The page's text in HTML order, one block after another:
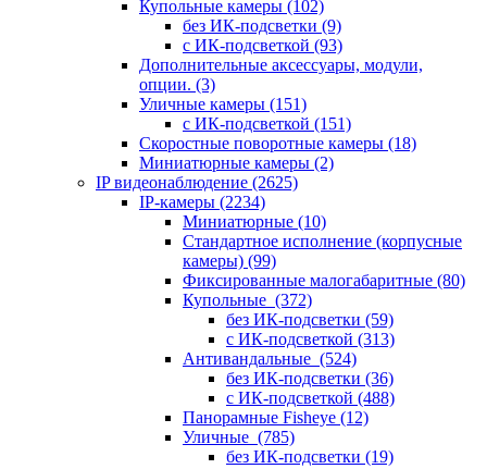
Купольные камеры (102)
без ИК-подсветки (9)
с ИК-подсветкой (93)
Дополнительные аксессуары, модули,
опции. (3)
Уличные камеры (151)
с ИК-подсветкой (151)
Скоростные поворотные камеры (18)
Миниатюрные камеры (2)
IP видеонаблюдение (2625)
IP-камеры (2234)
Миниатюрные (10)
Стандартное исполнение (корпусные
камеры) (99)
Фиксированные малогабаритные (80)
Купольные (372)
без ИК-подсветки (59)
с ИК-подсветкой (313)
Антивандальные (524)
без ИК-подсветки (36)
с ИК-подсветкой (488)
Панорамные Fisheye (12)
Уличные (785)
без ИК-подсветки (19)